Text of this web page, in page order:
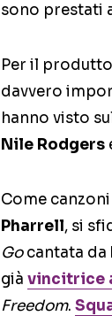
sono prestati
Per il
davvero
hanno visto
Nile Rodgers
Come
Pharrell, si
Gocantata da
già vincitrice
Freedom.